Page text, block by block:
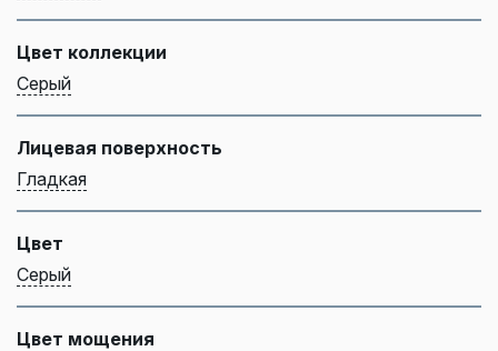
Цвет коллекции
Серый
Лицевая поверхность
Гладкая
Цвет
Серый
Цвет мощения